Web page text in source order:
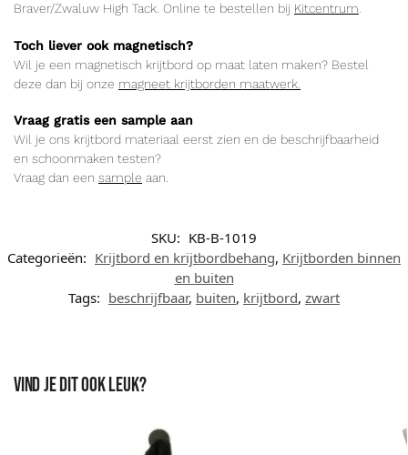
Braver/Zwaluw High Tack. Online te bestellen bij Kitcentrum.
Toch liever ook magnetisch?
Wil je een magnetisch krijtbord op maat laten maken? Bestel
deze dan bij onze magneet krijtborden maatwerk.
Vraag gratis een sample aan
Wil je ons krijtbord materiaal eerst zien en de beschrijfbaarheid
en schoonmaken testen?
Vraag dan een sample aan.
SKU: KB-B-1019
Categorieën: Krijtbord en krijtbordbehang, Krijtborden binnen
en buiten
Tags: beschrijfbaar, buiten, krijtbord, zwart
Vind je dit ook leuk?